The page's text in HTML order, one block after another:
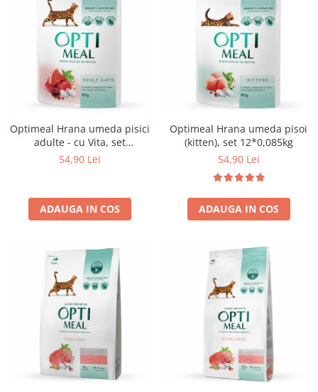
Optimeal Hrana umeda pisici
adulte - cu Vita, set
12*0,085kg
54,90 Lei
ADAUGA IN COS
Optimeal Hrana umeda pisoi
(kitten), set 12*0,085kg
54,90 Lei
ADAUGA IN COS